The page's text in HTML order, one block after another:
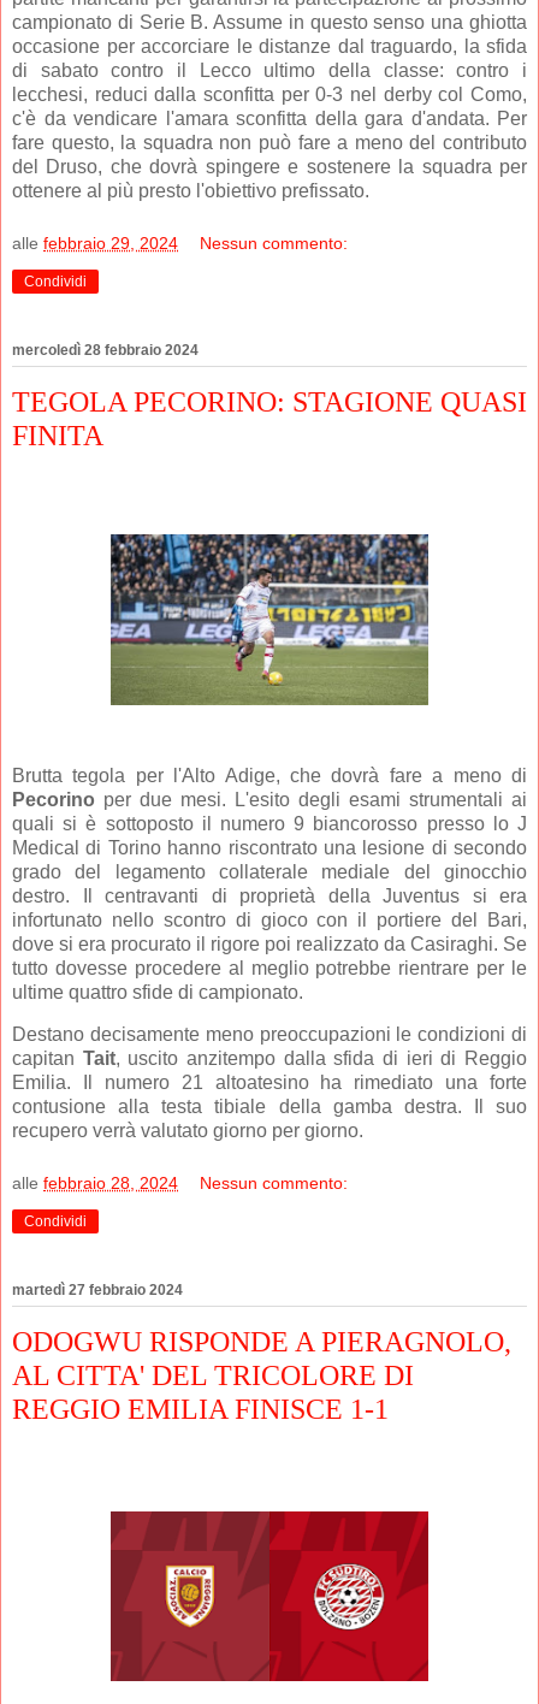
campionato di Serie B. Assume in questo senso una ghiotta
occasione per accorciare le distanze dal traguardo, la sfida
di sabato contro il Lecco ultimo della classe: contro i
lecchesi, reduci dalla sconfitta per 0-3 nel derby col Como,
c'è da vendicare l'amara sconfitta della gara d'andata. Per
fare questo, la squadra non può fare a meno del contributo
del Druso, che dovrà spingere e sostenere la squadra per
ottenere al più presto l'obiettivo prefissato.
alle febbraio 29, 2024 Nessun commento:
Condividi
mercoledì 28 febbraio 2024
TEGOLA PECORINO: STAGIONE QUASI
FINITA
Brutta tegola per l'Alto Adige, che dovrà fare a meno di
Pecorino per due mesi. L'esito degli esami strumentali ai
quali si è sottoposto il numero 9 biancorosso presso lo J
Medical di Torino hanno riscontrato una lesione di secondo
grado del legamento collaterale mediale del ginocchio
destro. Il centravanti di proprietà della Juventus si era
infortunato nello scontro di gioco con il portiere del Bari,
dove si era procurato il rigore poi realizzato da Casiraghi. Se
tutto dovesse procedere al meglio potrebbe rientrare per le
ultime quattro sfide di campionato.
Destano decisamente meno preoccupazioni le condizioni di
capitan Tait, uscito anzitempo dalla sfida di ieri di Reggio
Emilia. Il numero 21 altoatesino ha rimediato una forte
contusione alla testa tibiale della gamba destra. Il suo
recupero verrà valutato giorno per giorno.
alle febbraio 28, 2024 Nessun commento:
Condividi
martedì 27 febbraio 2024
ODOGWU RISPONDE A PIERAGNOLO,
AL CITTA' DEL TRICOLORE DI
REGGIO EMILIA FINISCE 1-1